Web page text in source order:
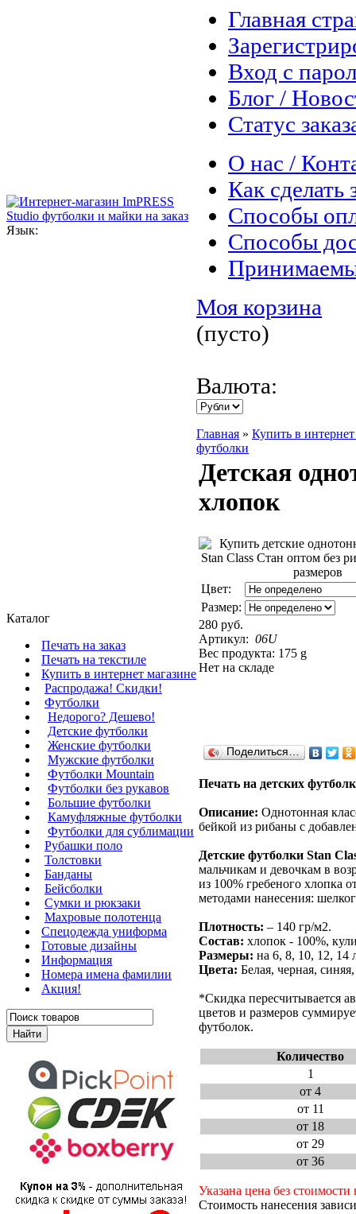
Язык:
Главная
Вход с
Блог /
Статус
О нас /
Как сделать
Способы
Способы
Моя корзина
(пусто)
Валюта:
Каталог
Печать на заказ
Печать на текстиле
Купить в интернет магазине
Распродажа! Скидки!
Футболки
Недорого? Дешево!
Детские футболки
Женские футболки
Мужские футболки
Футболки Mountain
Футболки без рукавов
Большие футболки
Камуфляжные футболки
Футболки для сублимации
Рубашки поло
Толстовки
Банданы
Бейсболки
Сумки и рюкзаки
Махровые полотенца
Cпецодежда униформа
Готовые дизайны
Информация
Номера имена фамилии
Акция!
Главная » Купить в
футболки
Детская
хлопок
Цвет:
Размер:
280 руб.
Артикул: 06U
Вес продукта: 175 g
Нет на складе
Поделиться…
Печать на детских
Описание: Однотонная
бейкой из рибаны с
Детские футболки Stan
мальчикам и девочкам в
из 100% гребеного хлопка
методами нанесения:
Плотность: – 140 гр/м2.
Состав: хлопок - 100%,
Размеры: на 6, 8, 10, 12, 14
Цвета: Белая, черная,
*Скидка пересчитывается
цветов и размеров
футболок.
Количество
1
от 4
от 11
от 18
от 29
от 36
Указана цена без стоимости
Стоимость нанесения